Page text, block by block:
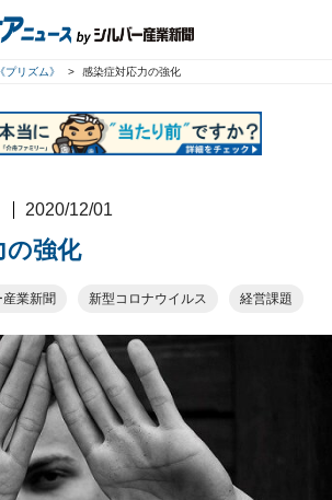
プリズム》 感染症対応力の強化
2020/12/01
の強化
産業新聞 新型コロナウイルス 経営課題